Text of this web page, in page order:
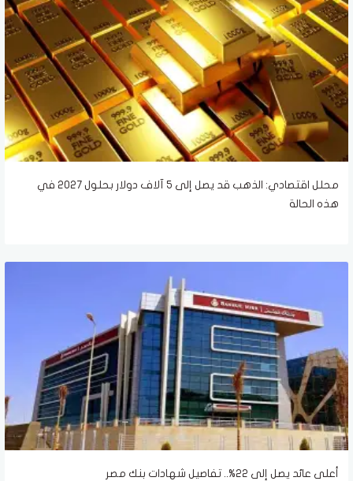
محلل اقتصادي: الذهب قد يصل إلى 5 آلاف دولار بحلول 2027 في
هذه الحالة
أعلى عائد يصل إلى 22%.. تفاصيل شهادات بنك مصر